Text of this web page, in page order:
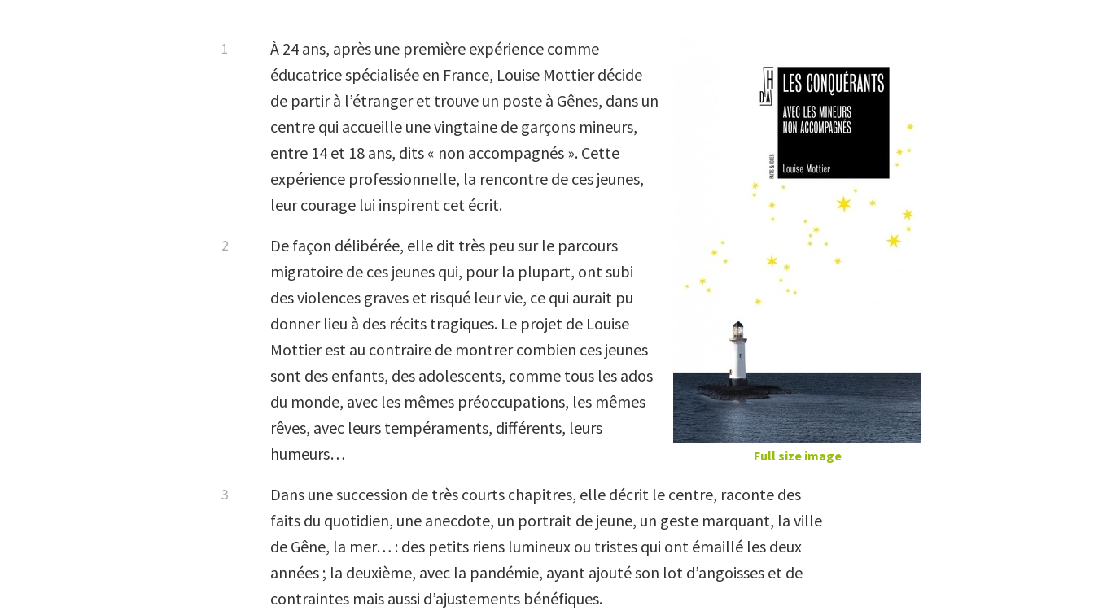
Full size image
À 24 ans, après une première expérience comme
éducatrice spécialisée en France, Louise Mottier décide
de partir à l’étranger et trouve un poste à Gênes, dans un
centre qui accueille une vingtaine de garçons mineurs,
entre 14 et 18 ans, dits « non accompagnés ». Cette
expérience professionnelle, la rencontre de ces jeunes,
leur courage lui inspirent cet écrit.
De façon délibérée, elle dit très peu sur le parcours
migratoire de ces jeunes qui, pour la plupart, ont subi
des violences graves et risqué leur vie, ce qui aurait pu
donner lieu à des récits tragiques. Le projet de Louise
Mottier est au contraire de montrer combien ces jeunes
sont des enfants, des adolescents, comme tous les ados
du monde, avec les mêmes préoccupations, les mêmes
rêves, avec leurs tempéraments, différents, leurs
humeurs…
Dans une succession de très courts chapitres, elle décrit le centre, raconte des
faits du quotidien, une anecdote, un portrait de jeune, un geste marquant, la ville
de Gêne, la mer… : des petits riens lumineux ou tristes qui ont émaillé les deux
années ; la deuxième, avec la pandémie, ayant ajouté son lot d’angoisses et de
contraintes mais aussi d’ajustements bénéfiques.